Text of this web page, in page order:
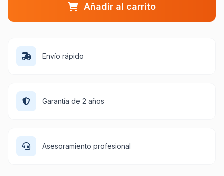
Añadir al carrito
Envío rápido
Garantía de 2 años
Asesoramiento profesional